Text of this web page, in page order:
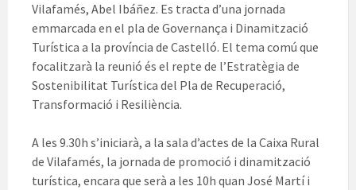
Vilafamés, Abel Ibáñez. Es tracta d’una jornada
emmarcada en el pla de Governança i Dinamització
Turística a la província de Castelló. El tema comú que
focalitzarà la reunió és el repte de l’Estratègia de
Sostenibilitat Turística del Pla de Recuperació,
Transformació i Resiliència.
A les 9.30h s’iniciarà, a la sala d’actes de la Caixa Rural
de Vilafamés, la jornada de promoció i dinamització
turística, encara que serà a les 10h quan José Martí i